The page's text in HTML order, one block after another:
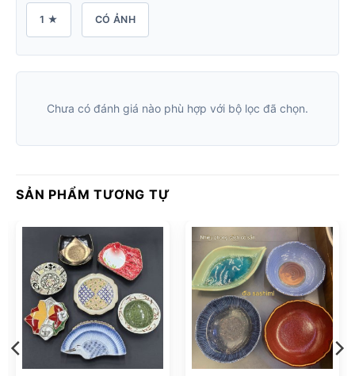
1 ★ CÓ ẢNH
Chưa có đánh giá nào phù hợp với bộ lọc đã chọn.
SẢN PHẨM TƯƠNG TỰ